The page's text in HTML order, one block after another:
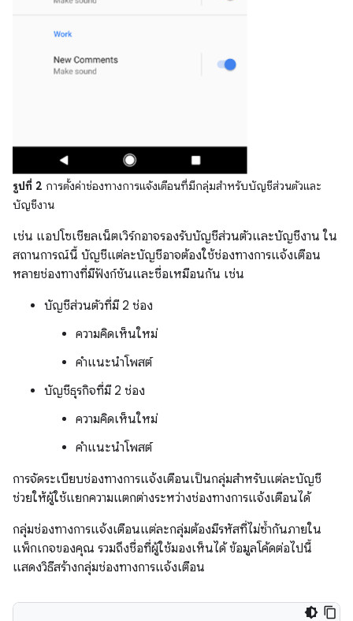
รูปที่ 2 การตั้งค่าช่องทางการแจ้งเตือนที่มีกลุ่มสำหรับบัญชีส่วนตัวและ
บัญชีงาน
เช่น แอปโซเชียลเน็ตเวิร์กอาจรองรับบัญชีส่วนตัวและบัญชีงาน ใน
สถานการณ์นี้ บัญชีแต่ละบัญชีอาจต้องใช้ช่องทางการแจ้งเตือน
หลายช่องทางที่มีฟังก์ชันและชื่อเหมือนกัน เช่น
บัญชีส่วนตัวที่มี 2 ช่อง
ความคิดเห็นใหม่
คำแนะนำโพสต์
บัญชีธุรกิจที่มี 2 ช่อง
ความคิดเห็นใหม่
คำแนะนำโพสต์
การจัดระเบียบช่องทางการแจ้งเตือนเป็นกลุ่มสำหรับแต่ละบัญชี
ช่วยให้ผู้ใช้แยกความแตกต่างระหว่างช่องทางการแจ้งเตือนได้
กลุ่มช่องทางการแจ้งเตือนแต่ละกลุ่มต้องมีรหัสที่ไม่ซ้ำกันภายใน
แพ็กเกจของคุณ รวมถึงชื่อที่ผู้ใช้มองเห็นได้ ข้อมูลโค้ดต่อไปนี้
แสดงวิธีสร้างกลุ่มช่องทางการแจ้งเตือน